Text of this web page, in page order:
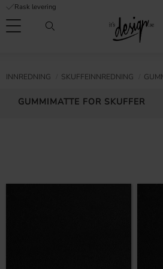
Meny
Rask levering
INNREDNING SKUFFEINNREDNING
GUMMIMATTE FOR SKUFFER
Vanlige spørsmål